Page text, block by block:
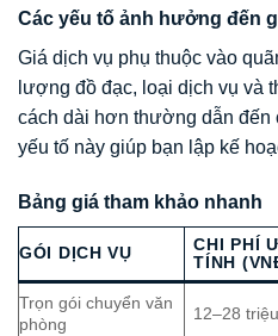
Các yếu tố ảnh hưởng đến
Giá dịch vụ phụ thuộc vào
lượng đồ đạc, loại dịch vụ và
cách dài hơn thường dẫn đến
yếu tố này giúp bạn lập kế
Bảng giá tham khảo nhanh
GÓI DỊCH VỤ
CHI PHÍ
TÍNH
Trọn gói chuyển văn
phòng
12–28 triệu